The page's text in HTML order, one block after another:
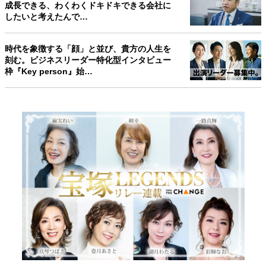
成長できる、わくわくドキドキできる会社に
したいと考えたんで…
時代を象徴する「顔」と並び、貴方の人生を
刻む。ビジネスリーダー特化型インタビュー
枠『Key person』始…